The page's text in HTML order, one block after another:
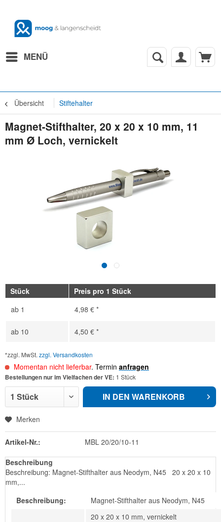
MENÜ
Übersicht Stiftehalter
Magnet-Stifthalter, 20 x 20 x 10 mm, 11
mm Ø Loch, vernickelt
Stück
Preis pro 1 Stück
ab 1 4,98 € *
ab 10 4,50 € *
*zzgl. MwSt. zzgl. Versandkosten
Momentan nicht lieferbar. Termin anfragen
Bestellungen nur im Vielfachen der VE: 1 Stück
IN DEN WARENKORB
Merken
Artikel-Nr.: MBL 20/20/10-11
Beschreibung
Beschreibung: Magnet-Stifthalter aus Neodym, N45 20 x 20 x 10
mm,...
Beschreibung:
Magnet-Stifthalter aus Neodym, N45
20 x 20 x 10 mm, vernickelt